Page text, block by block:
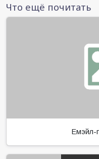
Что ещё почитать
Емэйл-